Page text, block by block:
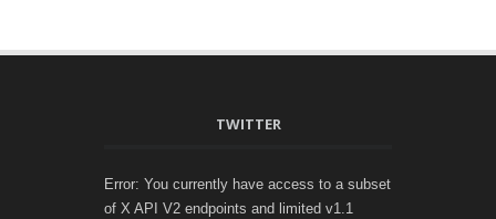
TWITTER
Error: You currently have access to a subset
of X API V2 endpoints and limited v1.1